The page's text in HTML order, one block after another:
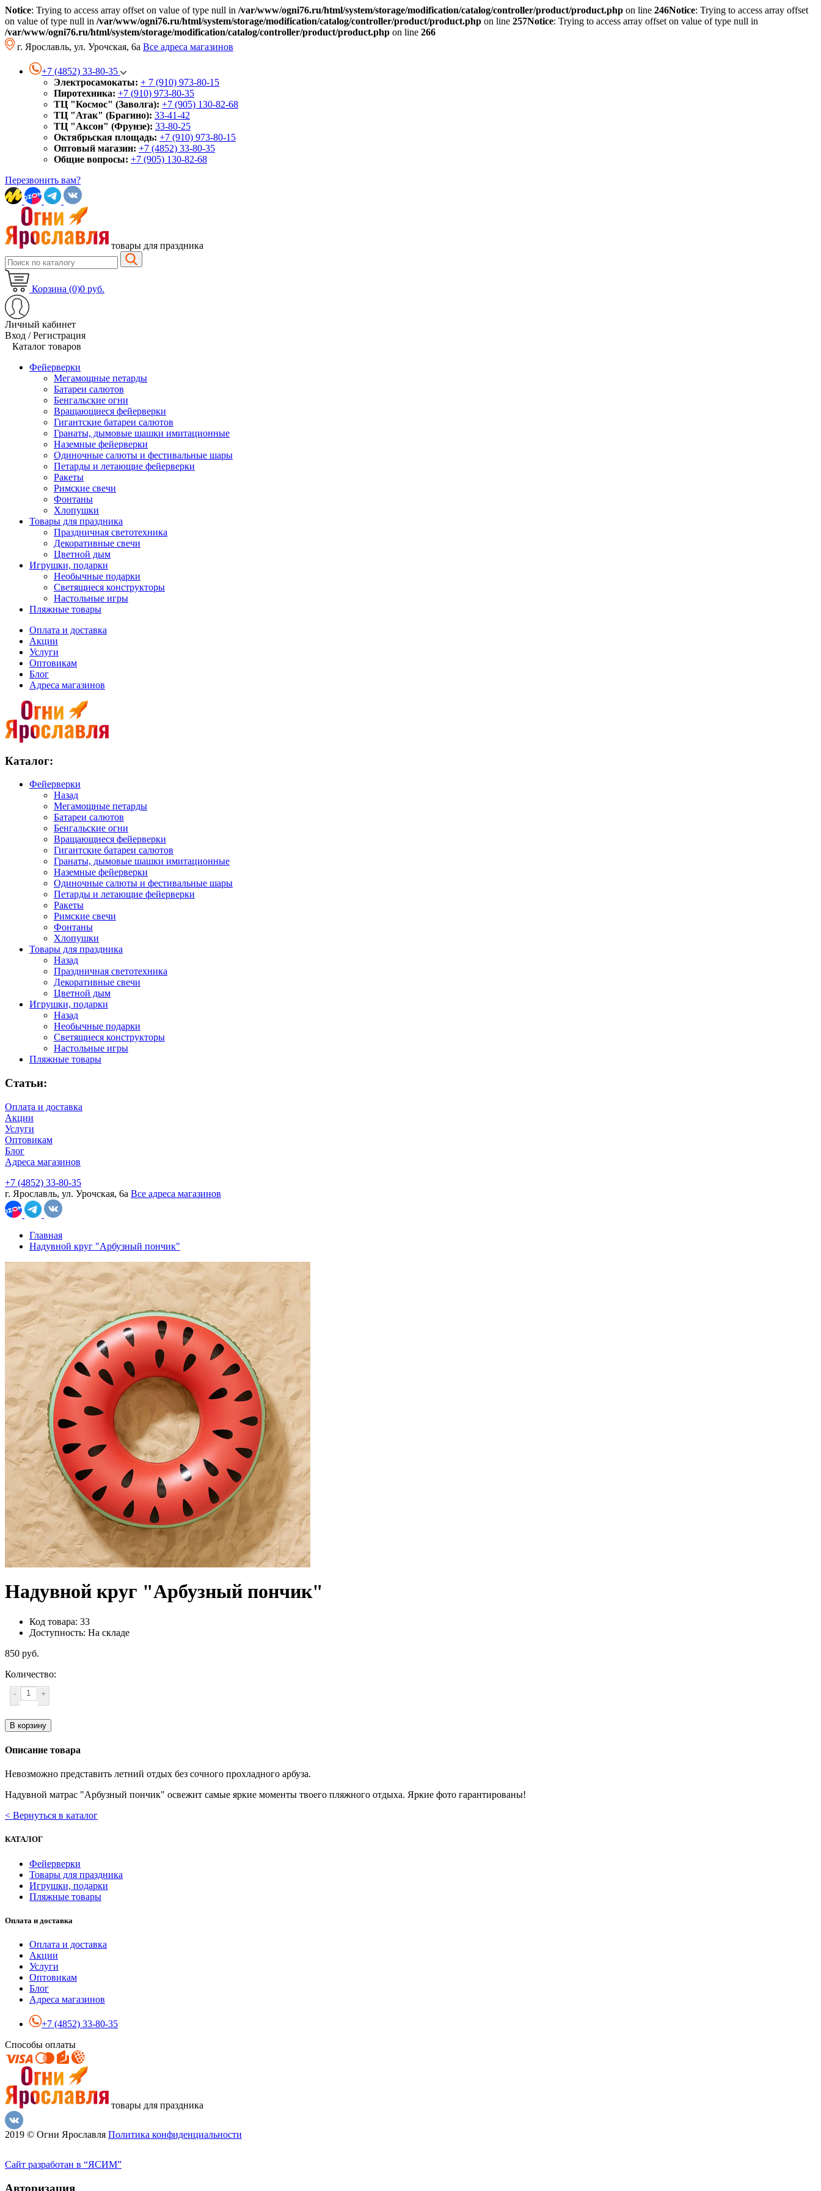
Notice: Trying to access array offset on value of type null in /var/www/ogni76.ru/html/system/storage/modification/catalog/controller/product/product.php on line 246Notice: Trying to access array offset
on value of type null in /var/www/ogni76.ru/html/system/storage/modification/catalog/controller/product/product.php on line 257Notice: Trying to access array offset on value of type null in
/var/www/ogni76.ru/html/system/storage/modification/catalog/controller/product/product.php on line 266
г. Ярославль, ул. Урочская, 6а Все адреса магазинов
+7 (4852) 33-80-35
Электросамокаты: + 7 (910) 973-80-15
Пиротехника: +7 (910) 973-80-35
ТЦ "Космос" (Заволга): +7 (905) 130-82-68
ТЦ "Атак" (Брагино): 33-41-42
ТЦ "Аксон" (Фрунзе): 33-80-25
Октябрьская площадь: +7 (910) 973-80-15
Оптовый магазин: +7 (4852) 33-80-35
Общие вопросы: +7 (905) 130-82-68
Перезвонить вам?
товары для праздника
Корзина (0)0 руб.
Личный кабинет
Вход / Регистрация
Каталог товаров
Фейерверки
Мегамощные петарды
Батареи салютов
Бенгальские огни
Вращающиеся фейерверки
Гигантские батареи салютов
Гранаты, дымовые шашки имитационные
Наземные фейерверки
Одиночные салюты и фестивальные шары
Петарды и летающие фейерверки
Ракеты
Римские свечи
Фонтаны
Хлопушки
Товары для праздника
Праздничная светотехника
Декоративные свечи
Цветной дым
Игрушки, подарки
Необычные подарки
Светящиеся конструкторы
Настольные игры
Пляжные товары
Оплата и доставка
Акции
Услуги
Оптовикам
Блог
Адреса магазинов
Каталог:
Фейерверки
Назад
Мегамощные петарды
Батареи салютов
Бенгальские огни
Вращающиеся фейерверки
Гигантские батареи салютов
Гранаты, дымовые шашки имитационные
Наземные фейерверки
Одиночные салюты и фестивальные шары
Петарды и летающие фейерверки
Ракеты
Римские свечи
Фонтаны
Хлопушки
Товары для праздника
Назад
Праздничная светотехника
Декоративные свечи
Цветной дым
Игрушки, подарки
Назад
Необычные подарки
Светящиеся конструкторы
Настольные игры
Пляжные товары
Статьи:
Оплата и доставка
Акции
Услуги
Оптовикам
Блог
Адреса магазинов
+7 (4852) 33-80-35
г. Ярославль, ул. Урочская, 6а Все адреса магазинов
Главная
Надувной круг "Арбузный пончик"
Надувной круг "Арбузный пончик"
Код товара: 33
Доступность: На складе
850 руб.
Количество:
- +
В корзину
Описание товара
Невозможно представить летний отдых без сочного прохладного арбуза.
Надувной матрас "Арбузный пончик" освежит самые яркие моменты твоего пляжного отдыха. Яркие фото гарантированы!
< Вернуться в каталог
КАТАЛОГ
Фейерверки
Товары для праздника
Игрушки, подарки
Пляжные товары
Оплата и доставка
Оплата и доставка
Акции
Услуги
Оптовикам
Блог
Адреса магазинов
+7 (4852) 33-80-35
Способы оплаты
товары для праздника
2019 © Огни Ярославля Политика конфиденциальности
Сайт разработан в “ЯСИМ”
Авторизация